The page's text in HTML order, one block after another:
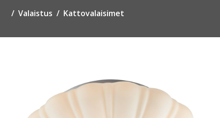
Valaistus Kattovalaisimet